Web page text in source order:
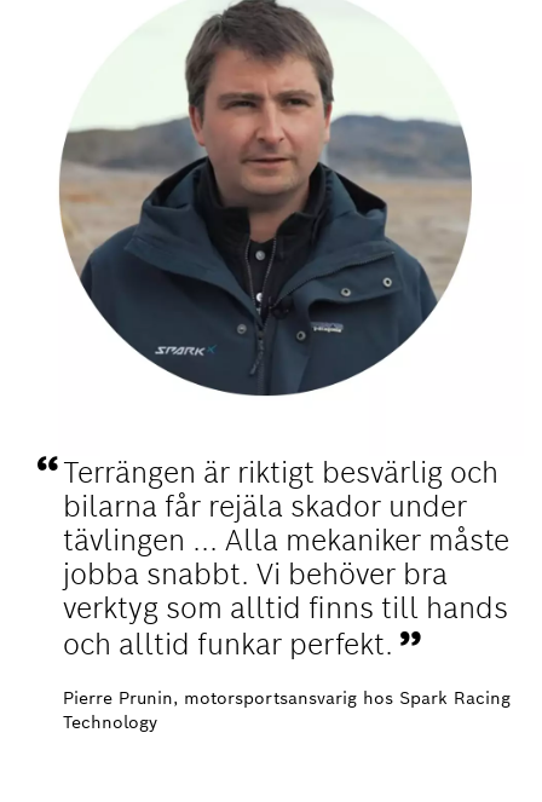
Terrängen är riktigt besvärlig och
bilarna får rejäla skador under
tävlingen ... Alla mekaniker måste
jobba snabbt. Vi behöver bra
verktyg som alltid finns till hands
och alltid funkar perfekt.
Pierre Prunin, motorsportsansvarig hos Spark Racing
Technology